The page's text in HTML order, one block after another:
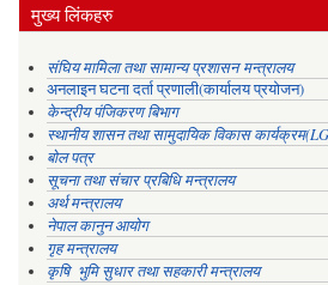
मुख्य लिंकहरु
संघिय मामिला तथा सामान्य प्रशासन मन्त्रालय
अनलाइन घटना दर्ता प्रणाली(कार्यालय प्रयोजन)
केन्द्रीय पंजिकरण बिभाग
स्थानीय शासन तथा सामुदायिक विकास
बोल पत्र
सूचना तथा संचार प्रबिधि मन्त्रालय
अर्थ मन्त्रालय
नेपाल कानुन आयोग
गृह मन्त्रालय
कृषि भुमि सुधार तथा सहकारी मन्त्रालय